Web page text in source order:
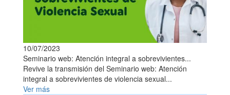
10/07/2023
Seminario web: Atención integral a sobrevivientes...
Revive la transmisión del Seminario web: Atención
integral a sobrevivientes de violencia sexual...
Ver más